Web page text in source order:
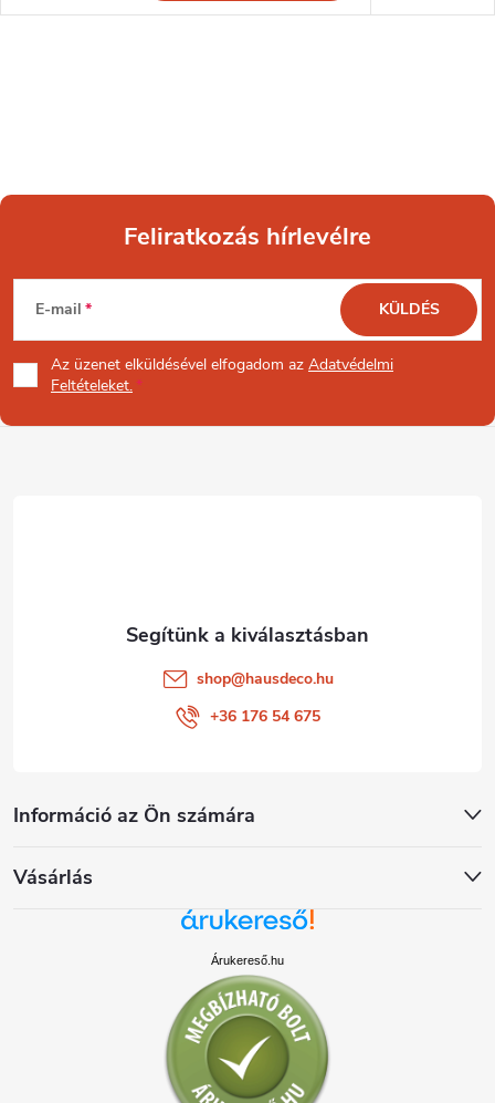
L
á
b
Feliratkozás hírlevélre
E-mail
Az üzenet elküldésével elfogadom az Adatvédelmi
Feltételeket.
KÜLDÉS
Információ az Ön számára
Vásárlás
shop@hausdeco.hu
+36 176 54 675
Árukereső.hu